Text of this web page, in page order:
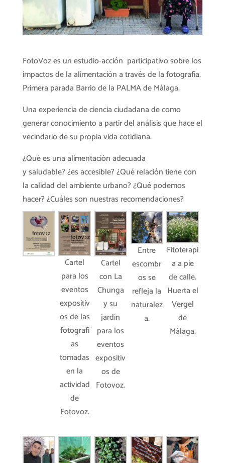
FotoVoz es un estudio-acción participativo sobre los
impactos de la alimentación a través de la fotografía.
Primera parada Barrio de la PALMA de Málaga.
Una experiencia de ciencia ciudadana de como
generar conocimiento a partir del análisis que hace el
vecindario de su propia vida cotidiana.
¿Qué es una alimentación adecuada
y saludable? ¿es accesible? ¿Qué relación tiene con
la calidad del ambiente urbano? ¿Qué podemos
hacer? ¿Cuáles son nuestras recomendaciones?
Cartel
para los
eventos
expositiv
os de las
fotografí
as
tomadas
en la
actividad
de
Fotovoz.
Cartel
con La
Chunga
y su
jardín
para los
eventos
expositiv
os de
Fotovoz.
Entre
escombr
os se
refleja la
naturalez
a.
Fitoterapi
a a pie
de calle.
Huerta el
Vergel
de
Málaga.